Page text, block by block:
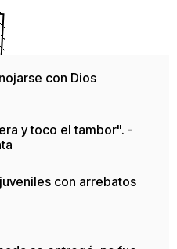
con Dios
y toco el tambor". -
con arrebatos